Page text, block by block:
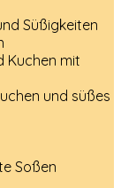
Süßigkeiten
Kuchen mit
und süßes
Soßen